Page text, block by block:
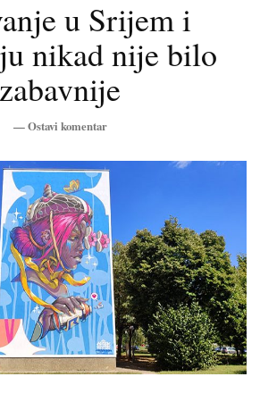
u Srijem i
nikad nije bilo
zabavnije
—Ostavi komentar